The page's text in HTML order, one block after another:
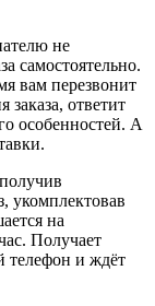
не
самостоятельно.
вам перезвонит
ответит
особенностей. А
укомплектовав
на
Получает
телефон и ждёт